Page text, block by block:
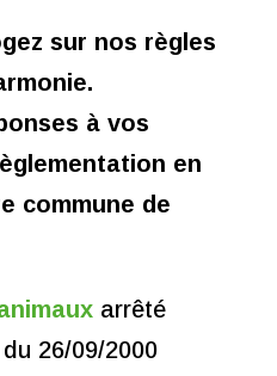
sur nos règles
à vos
en
commune de
arrêté
26/09/2000